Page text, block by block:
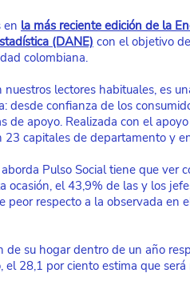
en la más reciente edición de la
(DANE) con el objetivo
colombiana.
nuestros lectores habituales, es
desde confianza de los
de apoyo. Realizada con el
23 capitales de departamento y
Pulso Social tiene que ver
ocasión, el 43,9% de las y los
peor respecto a la observada en
de su hogar dentro de un año
el 28,1 por ciento estima que